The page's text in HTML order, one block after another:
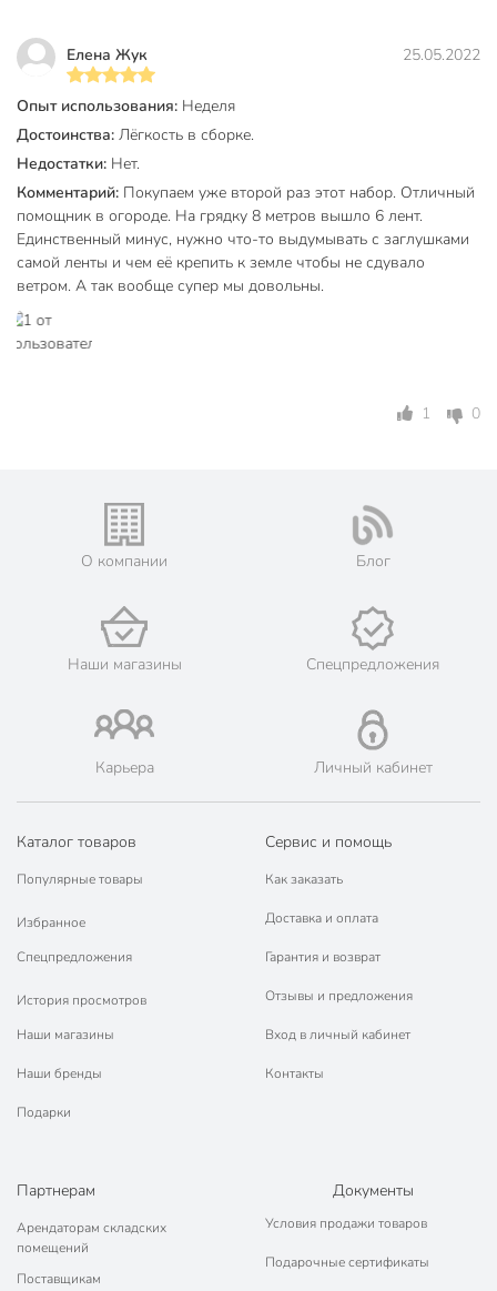
культур, снижает трудозатраты и позволяет наслаждаться
результатами без постоянного контроля и затрат времени
на полив.
Комплектация:
коннектор стартовый: 5 шт;
уплотнительная манжета: 6 шт;
коннектор ремонтный: 1 шт;
лента капельная: 50 м (диаметр 16 мм).
Техническая информация
Максимальное давление, бар
Страна производства
Россия
набор капельного
пластик
Старт-коннектор
Т-образный
Назначение
для теплицы
для дачи и сада
для клубники
для огурцов
для грядок
Особенности
с коннектором для
подключения
давления воды
Покупка оптом
оптом
от водопровода
Вес в упаковке
Елена Жук 25.05.2022
Опыт использования: Неделя
Достоинства: Лёгкость в сборке.
Недостатки: Нет.
Комментарий: Покупаем уже второй раз этот набор. Отличный
помощник в огороде. На грядку 8 метров вышло 6 лент.
Единственный минус, нужно что-то выдумывать с заглушками
самой ленты и чем её крепить к земле чтобы не сдувало
ветром. А так вообще супер мы довольны.
1 0
О компании Блог
Наши магазины Спецпредложения
Карьера Личный кабинет
Каталог товаров
Популярные товары
Избранное
Спецпредложения
История просмотров
Наши магазины
Наши бренды
Подарки
Сервис и помощь
Как заказать
Доставка и оплата
Гарантия и возврат
Отзывы и предложения
Вход в личный кабинет
Контакты
Партнерам
Арендаторам складских
помещений
Поставщикам
Документы
Условия продажи товаров
Подарочные сертификаты